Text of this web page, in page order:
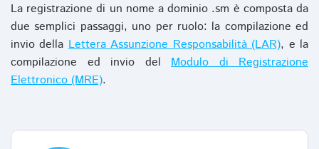
La registrazione di un nome a dominio .sm è composta da
due semplici passaggi, uno per ruolo: la compilazione ed
invio dellaLettera Assunzione Responsabilità (LAR), e la
compilazione ed invio del Modulo di Registrazione
Elettronico (MRE).